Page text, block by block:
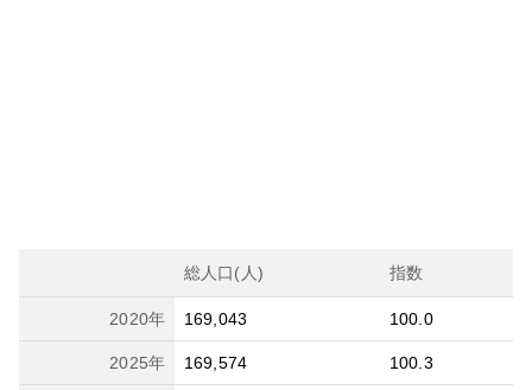
総人口(人) 指数
2020年 169,043 100.0
2025年 169,574 100.3